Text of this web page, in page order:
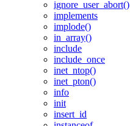
ignore_user_abort()
implements
implode()
in_array()
include
include_once
inet_ntop()
inet_pton()
info
init
insert_id